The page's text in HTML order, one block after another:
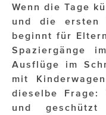
JUWELIER
Magenta Telekom
Merz Aesthetics
NEVER AGE
Nina Kraft – Kraft
Wenn die Tage
und die ersten
beginnt für
Spaziergänge
Ausflüge im
mit
dieselbe
und